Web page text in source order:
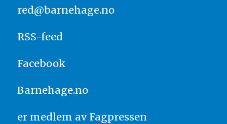
red@barnehage.no
RSS-feed
Facebook
Barnehage.no
er medlem av Fagpressen